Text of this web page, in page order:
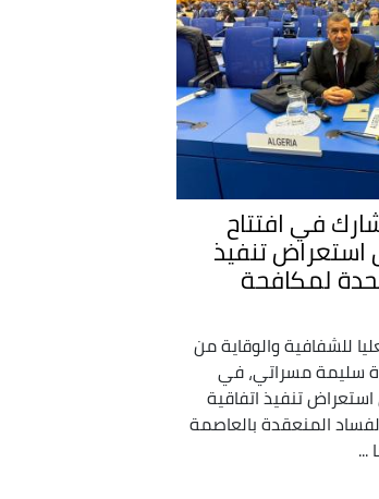
في افتتاح
لفريق استعراض تنفيذ
لمكافحة
للشفافية والوقاية من
سليمة مسراتي، في
الـ17 لفريق استعراض تنفيذ اتفاقية
المنعقدة بالعاصمة
...